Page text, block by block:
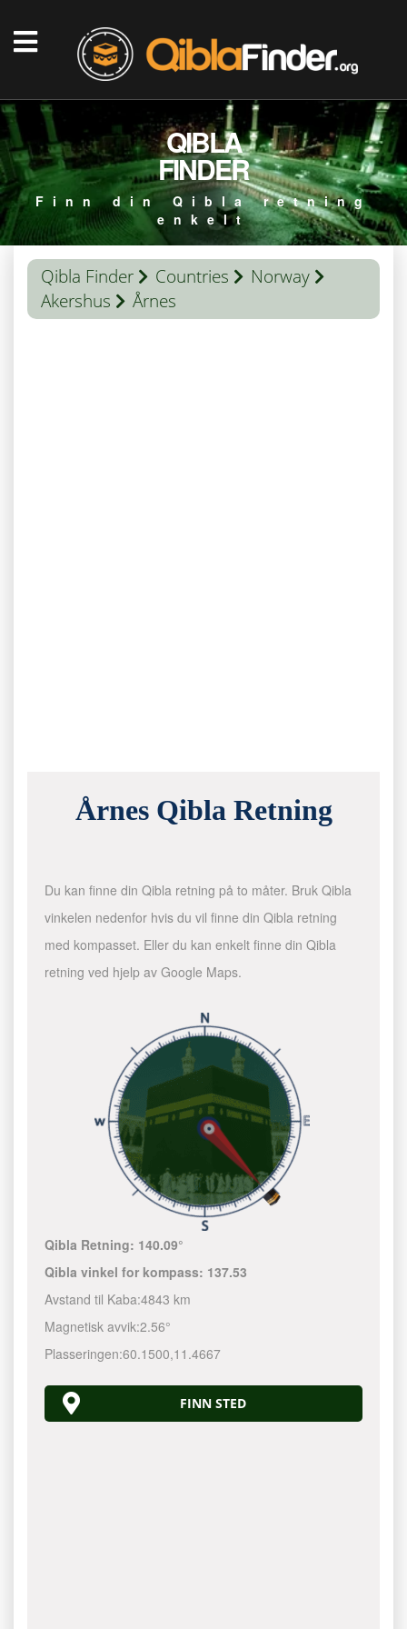
QIBLA
FINDER
Finn din Qibla retning
enkelt
Qibla Finder Countries
Norway
Akershus
Årnes
Årnes Qibla Retning
Du kan finne din Qibla retning på to måter. Bruk Qibla
vinkelen nedenfor hvis du vil finne din Qibla retning
med kompasset. Eller du kan enkelt finne din Qibla
retning ved hjelp av Google Maps.
Qibla Retning: 140.09°
Qibla vinkel for kompass: 137.53
Avstand til Kaba:4843 km
Magnetisk avvik:2.56°
Plasseringen:60.1500,11.4667
FINN STED